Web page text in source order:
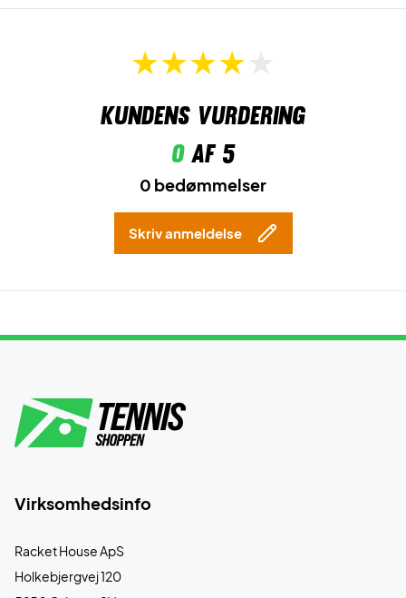
Kundens vurdering
0af 5
0 bedømmelser
Skriv anmeldelse
Virksomhedsinfo
Racket House ApS
Holkebjergvej 120